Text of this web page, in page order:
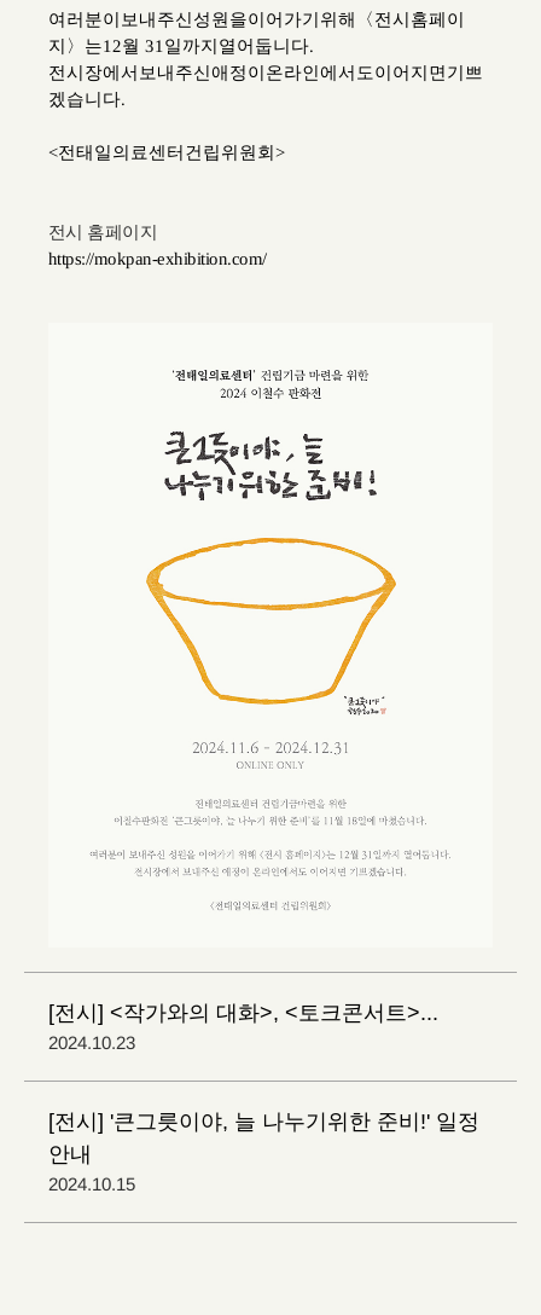
여러분이보내주신성원을이어가기위해〈전시홈페이
지〉는12월 31일까지열어둡니다.
전시장에서보내주신애정이온라인에서도이어지면기쁘
겠습니다.
<전태일의료센터건립위원회>​
전시 홈페이지
https://mokpan-exhibition.com/
[전시] <작가와의 대화>, <토크콘서트>...
2024.10.23
[전시] '큰그릇이야, 늘 나누기위한 준비!' 일정
안내
2024.10.15